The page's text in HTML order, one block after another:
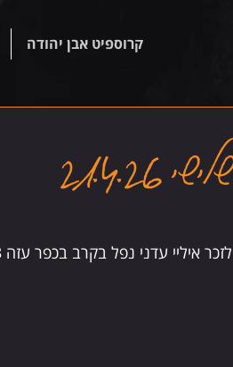
קרוספיט אבן יהודה
שלישי 21.4.26
לזכר איליי עדני נפל בקרב בכפר עזה 7.10.23 השם יקום דמו